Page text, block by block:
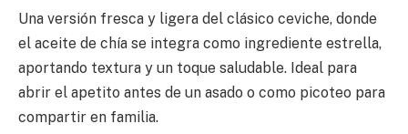
Una versión fresca y ligera del clásico ceviche, donde
el aceite de chía se integra como ingrediente estrella,
aportando textura y un toque saludable. Ideal para
abrir el apetito antes de un asado o como picoteo para
compartir en familia.